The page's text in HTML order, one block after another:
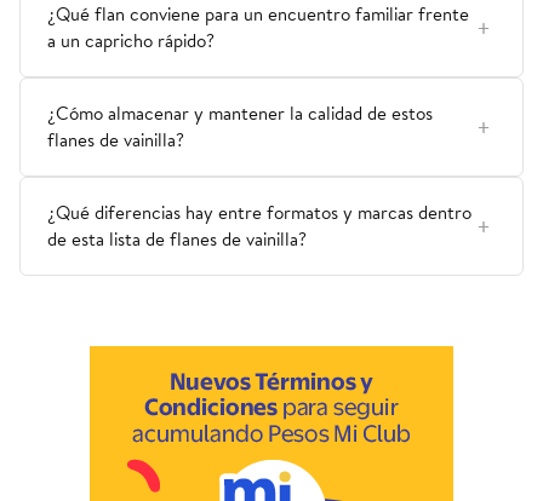
¿Qué flan conviene para un encuentro familiar frente
a un capricho rápido?
¿Cómo almacenar y mantener la calidad de estos
flanes de vainilla?
¿Qué diferencias hay entre formatos y marcas dentro
de esta lista de flanes de vainilla?